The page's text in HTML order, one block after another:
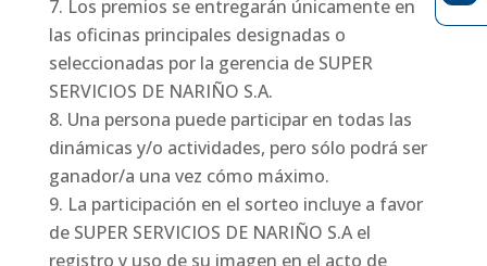
Los premios se entregarán únicamente en
las oficinas principales designadas o
seleccionadas por la gerencia de SUPER
SERVICIOS DE NARIÑO S.A.
Una persona puede participar en todas las
dinámicas y/o actividades, pero sólo podrá ser
ganador/a una vez cómo máximo.
La participación en el sorteo incluye a favor
de SUPER SERVICIOS DE NARIÑO S.A el
registro y uso de su imagen en el acto de